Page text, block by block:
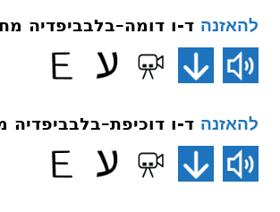
להאזנה ד-ו דומה–בלבביפדיה
להאזנה ד-ו